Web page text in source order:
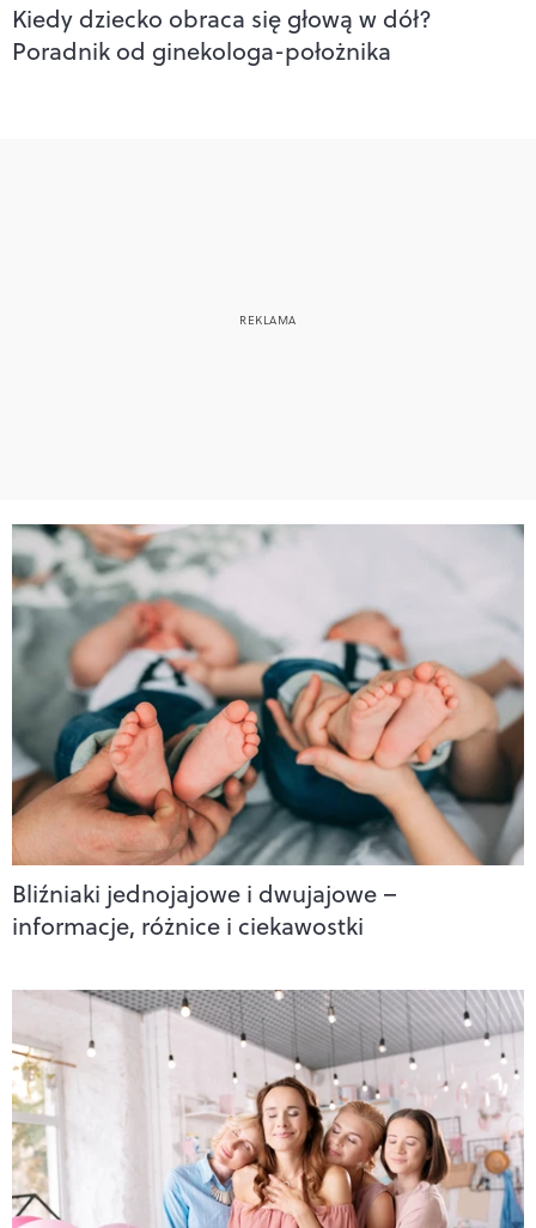
Kiedy dziecko obraca się głową w dół?
Poradnik od ginekologa-położnika
Bliźniaki jednojajowe i dwujajowe –
informacje, różnice i ciekawostki